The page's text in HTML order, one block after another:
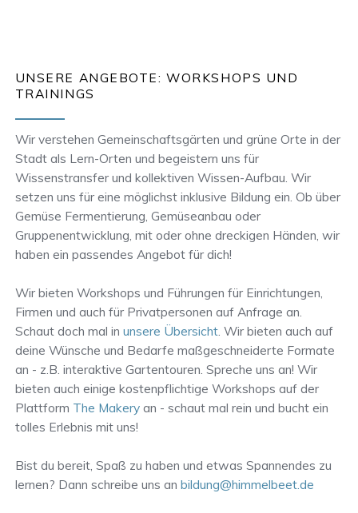
UNSERE ANGEBOTE: WORKSHOPS UND
TRAININGS
Wir verstehen Gemeinschaftsgärten und grüne Orte in der
Stadt als Lern-Orten und begeistern uns für
Wissenstransfer und kollektiven Wissen-Aufbau. Wir
setzen uns für eine möglichst inklusive Bildung ein. Ob über
Gemüse Fermentierung, Gemüseanbau oder
Gruppenentwicklung, mit oder ohne dreckigen Händen, wir
haben ein passendes Angebot für dich!
Wir bieten Workshops und Führungen für Einrichtungen,
Firmen und auch für Privatpersonen auf Anfrage an.
Schaut doch mal in unsere Übersicht. Wir bieten auch auf
deine Wünsche und Bedarfe maßgeschneiderte Formate
an - z.B. interaktive Gartentouren. Spreche uns an! Wir
bieten auch einige kostenpflichtige Workshops auf der
Plattform The Makeryan - schaut mal rein und bucht ein
tolles Erlebnis mit uns!
Bist du bereit, Spaß zu haben und etwas Spannendes zu
lernen? Dann schreibe uns an bildung@himmelbeet.de